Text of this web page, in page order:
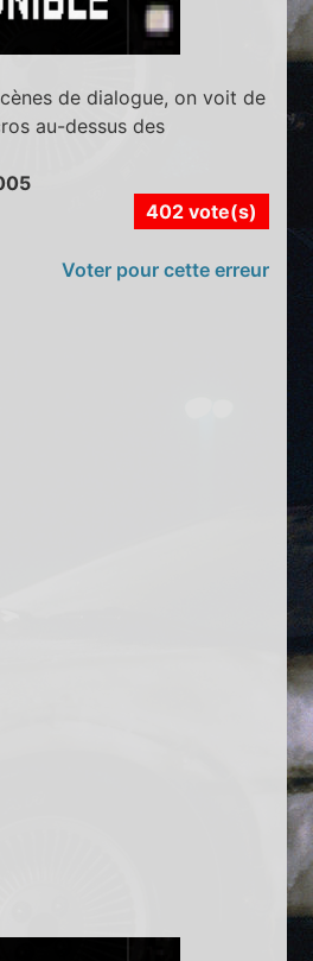
de dialogue, on voit de
au-dessus des
402 vote(s)
Voter pour cette erreur